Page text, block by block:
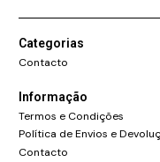
Categorias
Contacto
Informação
Termos e Condições
Política de Envios e
Contacto